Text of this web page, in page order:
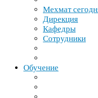
Мехмат
Дирекция
Кафедры
Сотрудники
Обучение